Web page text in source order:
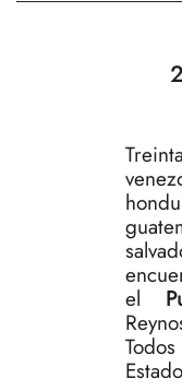
el